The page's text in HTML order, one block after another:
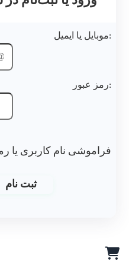
نام کاربری یا رمز